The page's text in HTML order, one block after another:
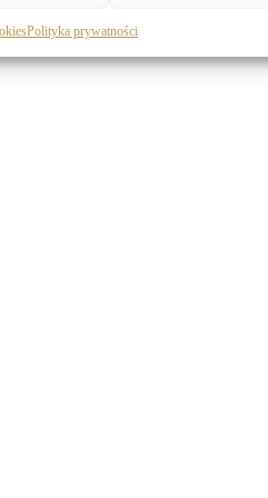
Polityka prywatności